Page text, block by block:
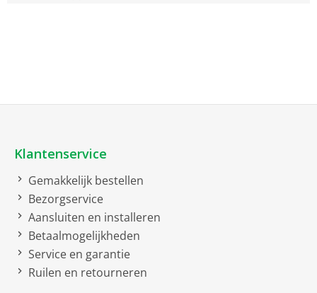
Klantenservice
Gemakkelijk bestellen
Bezorgservice
Aansluiten en installeren
Betaalmogelijkheden
Service en garantie
Ruilen en retourneren